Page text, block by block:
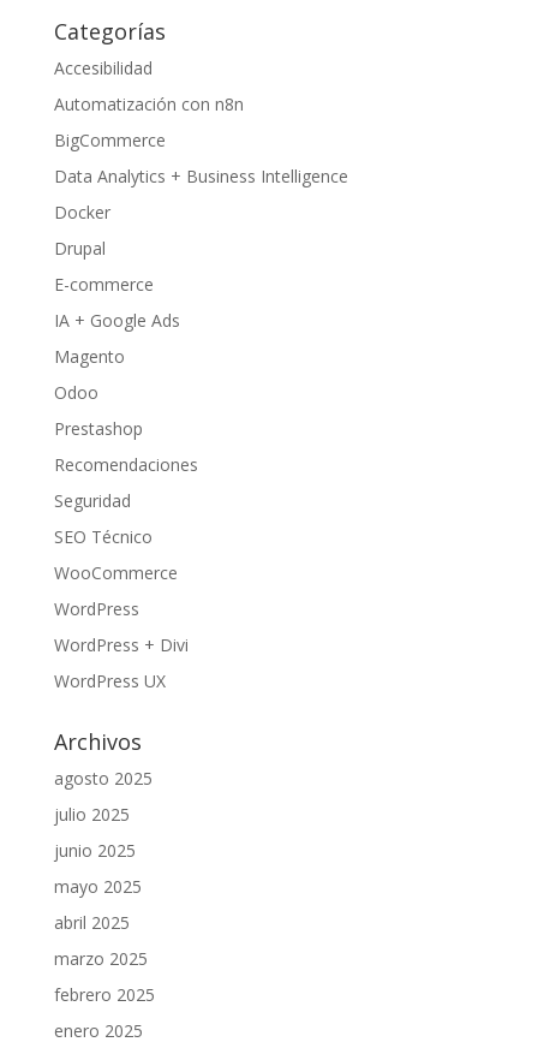
Categorías
Accesibilidad
Automatización con n8n
BigCommerce
Data Analytics + Business Intelligence
Docker
Drupal
E-commerce
IA + Google Ads
Magento
Odoo
Prestashop
Recomendaciones
Seguridad
SEO Técnico
WooCommerce
WordPress
WordPress + Divi
WordPress UX
Archivos
agosto 2025
julio 2025
junio 2025
mayo 2025
abril 2025
marzo 2025
febrero 2025
enero 2025